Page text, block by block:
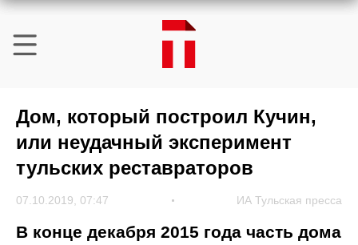
Дом, который построил Кучин,
или неудачный эксперимент
тульских реставраторов
07.10.2019, 07:47 ИА Тульская пресса
В конце декабря 2015 года часть дома